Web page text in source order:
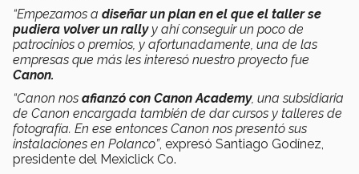
“Empezamos a diseñar un plan en el que el taller se
pudiera volver un rallyy ahí conseguir un poco de
patrocinios o premios, y afortunadamente, una de las
empresas que más les interesó nuestro proyecto fue
Canon.
“Canon nos afianzó con Canon Academy, una subsidiaria
de Canon encargada también de dar cursos y talleres de
fotografía. En ese entonces Canon nos presentó sus
instalaciones en Polanco”, expresó Santiago Godínez,
presidente del Mexiclick Co.